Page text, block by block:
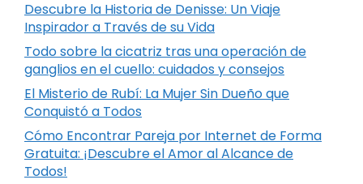
Descubre la Historia de Denisse: Un Viaje
Inspirador a Través de su Vida
Todo sobre la cicatriz tras una operación de
ganglios en el cuello: cuidados y consejos
El Misterio de Rubí: La Mujer Sin Dueño que
Conquistó a Todos
Cómo Encontrar Pareja por Internet de Forma
Gratuita: ¡Descubre el Amor al Alcance de
Todos!